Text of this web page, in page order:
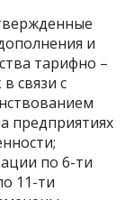
и
тарифно –
связи с
предприятиях
по 6-ти
11-ти